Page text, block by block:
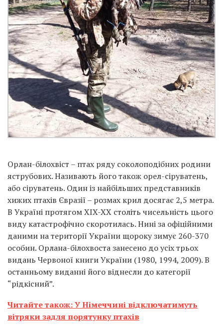
Орлан-білохвіст – птах ряду соколоподібних родини
яструбових. Називають його також орел-сіруватень,
або сіруватень. Один із найбільших представників
хижих птахів Євразії – розмах крил досягає 2,5 метра.
В Україні протягом XIX-XX століть чисельність цього
виду катастрофічно скоротилась. Нині за офіційними
даними на території України щороку зимує 260-370
особин. Орлана-білохвоста занесено до усіх трьох
видань Червоної книги України (1980, 1994, 2009). В
останньому виданні його віднесли до категорії
“рідкісний”.
Читайте також: У Німеччині відключатимуть
вітряки задля порятунку птахів